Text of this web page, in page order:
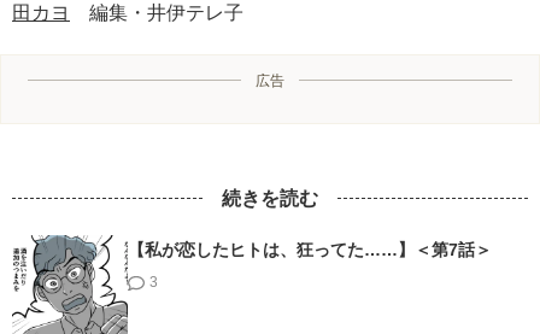
田カヨ
編集・井伊テレ子
広告
続きを読む
【私が恋したヒトは、狂ってた……】＜第7話＞
3